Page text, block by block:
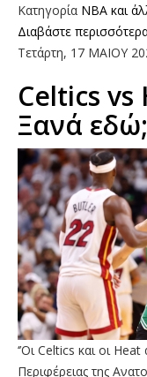
Κατηγορία NBA και
Διαβάστε
Τετάρτη, 17 ΜΑΙΟΥ
Celtics vs
Ξανά εδώ;
‘’Οι Celtics και οι
Περιφέρειας της